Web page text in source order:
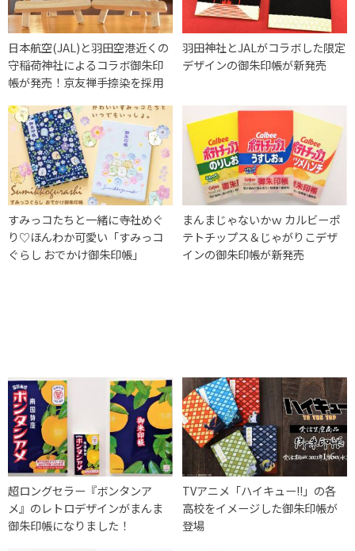
日本航空(JAL)と羽田空港近くの
守稲荷神社によるコラボ御朱印
帳が発売！京友禅手捺染を採用
羽田神社とJALがコラボした限定
デザインの御朱印帳が新発売
すみっコたちと一緒に寺社めぐ
り♡ほんわか可愛い「すみっコ
ぐらし おでかけ御朱印帳」
まんまじゃないかｗ カルビーポ
テトチップス＆じゃがりこデザ
インの御朱印帳が新発売
超ロングセラー『ボンタンア
メ』のレトロデザインがまんま
御朱印帳になりました！
TVアニメ「ハイキュー!!」の各
高校をイメージした御朱印帳が
登場